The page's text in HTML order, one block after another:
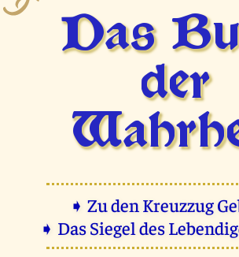
Das
der
➧ Zu den Kreuzzug
➧ Das Siegel des